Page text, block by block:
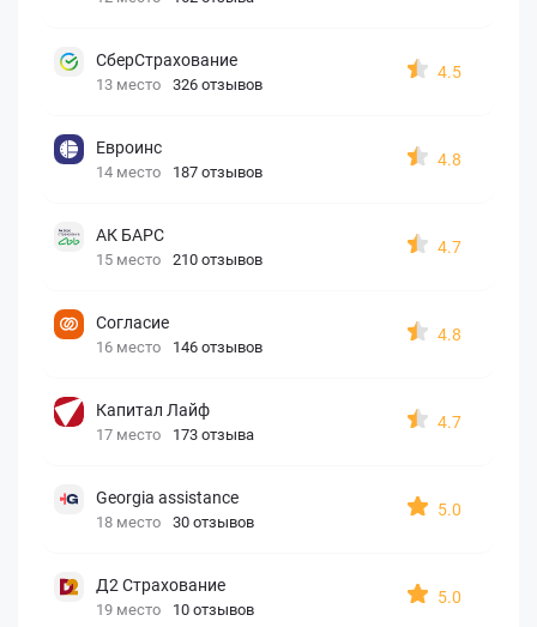
СберСтрахование
13 место 326 отзывов
4.5
Евроинс
14 место 187 отзывов
4.8
АК БАРС
15 место 210 отзывов
4.7
Согласие
16 место 146 отзывов
4.8
Капитал Лайф
17 место 173 отзыва
4.7
Georgia assistance
18 место 30 отзывов
5.0
Д2 Страхование
19 место 10 отзывов
5.0